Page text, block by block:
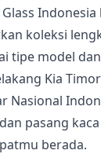
koleksi
tipe model
Kia
Nasional
pasang
berada.